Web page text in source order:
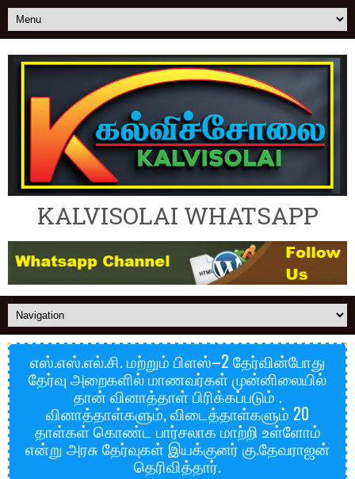
KALVISOLAI WHATSAPP
எஸ்.எஸ்.எல்.சி. மற்றும் பிளஸ்–2 தேர்வின்போது
தேர்வு அறைகளில் மாணவர்கள் முன்னிலையில்
தான் வினாத்தாள் பிரிக்கப்படும் .
வினாத்தாள்களும், விடைத்தாள்களும் 20
தாள்கள் கொண்ட பார்சலாக மாற்றி உள்ளோம்
என்று அரசு தேர்வுகள் இயக்குனர் கு.தேவராஜன்
தெரிவித்தார்.